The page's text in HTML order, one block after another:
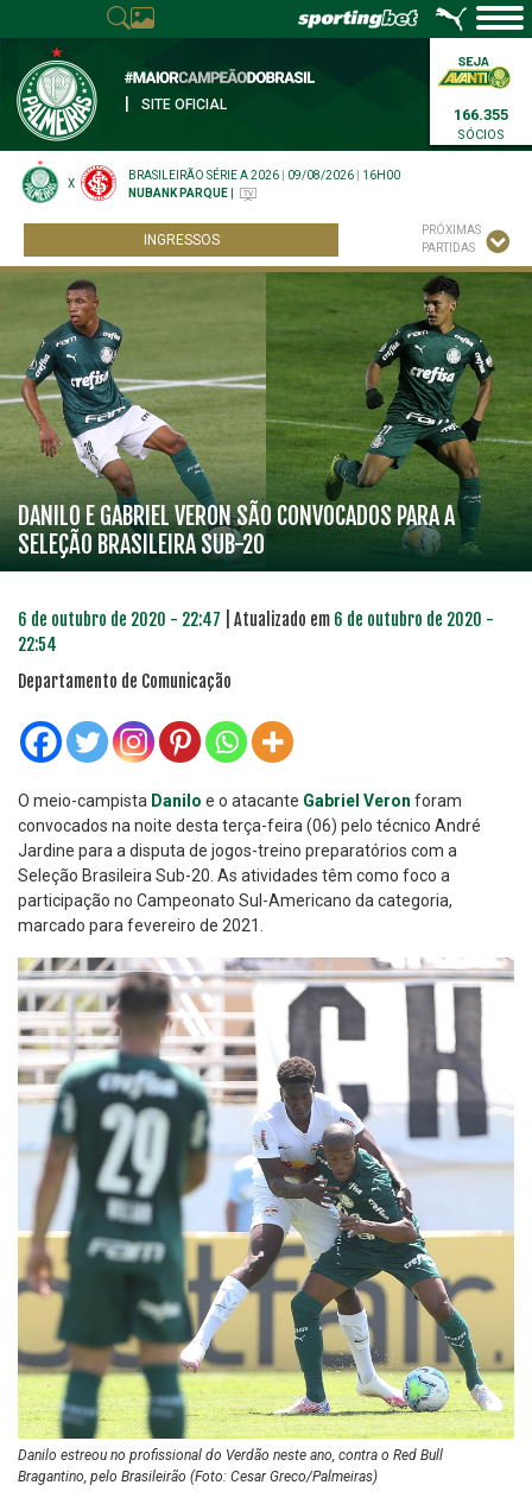
SITE OFICIAL
166.355
SÓCIOS
X
BRASILEIRÃO SÉRIE A 2026 09/08/2026
16H00
NUBANK PARQUE
INGRESSOS
PRÓXIMAS
PARTIDAS
DANILO E GABRIEL VERON SÃO CONVOCADOS PARA A
SELEÇÃO BRASILEIRA SUB-20
6 de outubro de 2020 - 22:47 | Atualizado em 6 de outubro de 2020 -
22:54
Departamento de Comunicação
O meio-campista Danilo e o atacante Gabriel Veron foram
convocados na noite desta terça-feira (06) pelo técnico André
Jardine para a disputa de jogos-treino preparatórios com a
Seleção Brasileira Sub-20. As atividades têm como foco a
participação no Campeonato Sul-Americano da categoria,
marcado para fevereiro de 2021.
Danilo estreou no profissional do Verdão neste ano, contra o Red Bull
Bragantino, pelo Brasileirão (Foto: Cesar Greco/Palmeiras)